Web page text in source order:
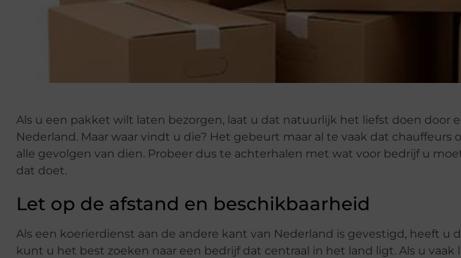
Als u een pakket wilt laten bezorgen, laat u dat natuurlijk het liefst doen door
Nederland. Maar waar vindt u die? Het gebeurt maar al te vaak dat
alle gevolgen van dien. Probeer dus te achterhalen met wat voor bedrijf u
dat doet.
Let op de afstand en beschikbaarheid
Als een koerierdienst aan de andere kant van Nederland is gevestigd, heeft u
kunt u het best zoeken naar een bedrijf dat centraal in het land ligt. Als u